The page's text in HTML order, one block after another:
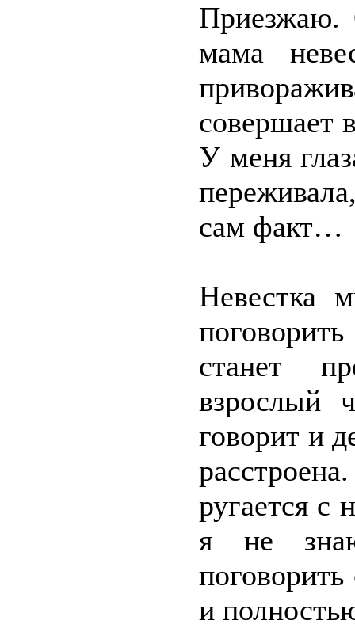
Приезжаю.
мама
совершает
У меня
сам факт…
Невестка
станет
взрослый
говорит и
ругается с
я не
и